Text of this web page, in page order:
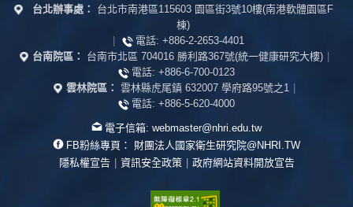
台北辦事處：
台北市南港區115603 園區街3號10樓(南港軟體園區F
棟)
|
電話: +886-2-2653-4401
台南院區：
台南市北區 704016 勝利路367號(統一健康研究大樓) |
電話: +886-6-700-0123
雲林院區： 雲林縣虎尾鎮 632007 學府路95號之1 |
電話: +886-5-620-4000
電子信箱: webmaster@nhri.edu.tw
FB粉絲專頁：
財團法人國家衛生研究院@NHRI.TW
隱私權宣告 | 資訊安全政策 | 政府網站資料開放宣告